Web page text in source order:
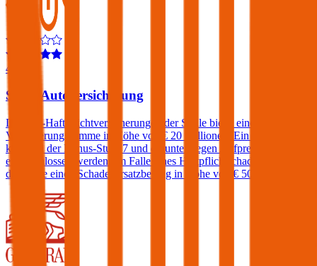
4,6
Smile Autoversicherung
Die Kfz-Haftpflichtversicherungen der Smile bietet eine
Versicherungssumme in Höhe von € 20 Millionen. Ein Freischaden
kann bei der Bonus-Stufe 7 und darunter gegen Aufpreis
eingeschlossen werden. Im Falle eines Haftpflichtschadens verlangt
die Smile einen Schadenersatzbeitrag in Höhe von € 500.